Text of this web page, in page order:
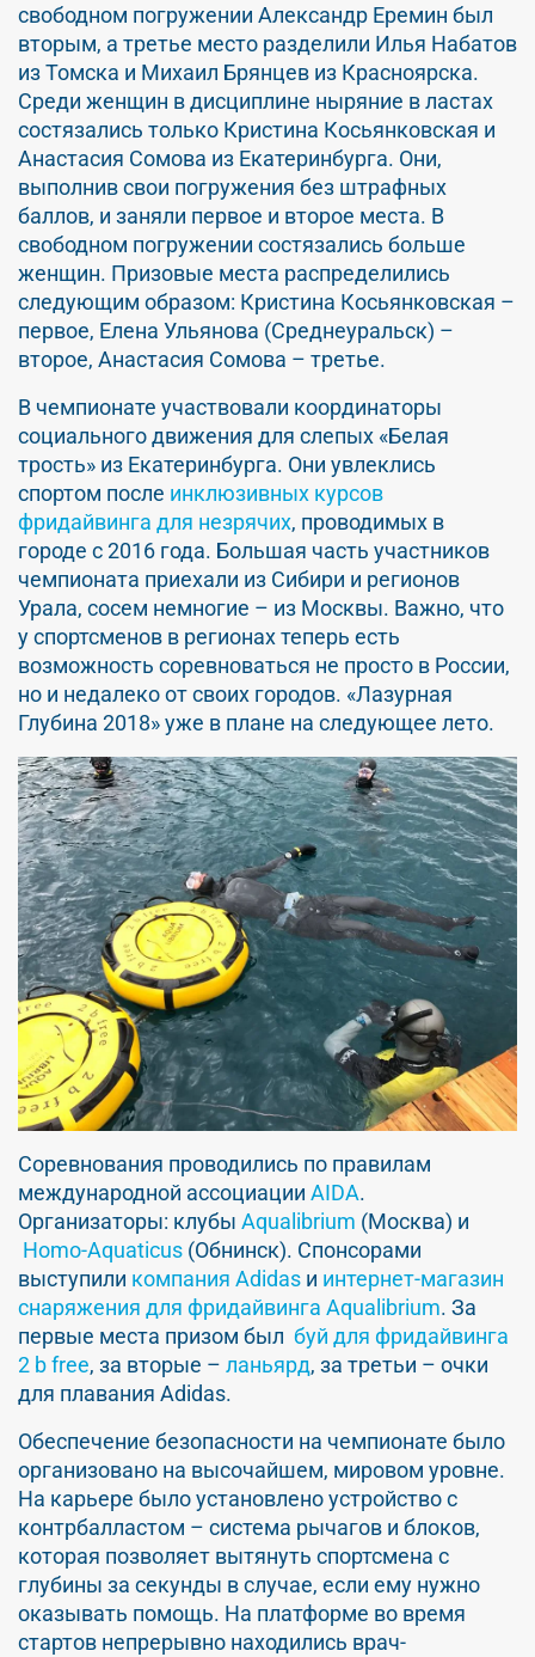
свободном погружении Александр Еремин был
вторым, а третье место разделили Илья Набатов
из Томска и Михаил Брянцев из Красноярска.
Среди женщин в дисциплине ныряние в ластах
состязались только Кристина Косьянковская и
Анастасия Сомова из Екатеринбурга. Они,
выполнив свои погружения без штрафных
баллов, и заняли первое и второе места. В
свободном погружении состязались больше
женщин. Призовые места распределились
следующим образом: Кристина Косьянковская –
первое, Елена Ульянова (Среднеуральск) –
второе, Анастасия Сомова – третье.
В чемпионате участвовали координаторы
социального движения для слепых «Белая
трость» из Екатеринбурга. Они увлеклись
спортом после инклюзивных курсов
фридайвинга для незрячих, проводимых в
городе с 2016 года. Большая часть участников
чемпионата приехали из Сибири и регионов
Урала, сосем немногие – из Москвы. Важно, что
у спортсменов в регионах теперь есть
возможность соревноваться не просто в России,
но и недалеко от своих городов. «Лазурная
Глубина 2018» уже в плане на следующее лето.
Соревнования проводились по правилам
международной ассоциации AIDA.
Организаторы: клубы Aqualibrium (Москва) и
Homo-Aquaticus (Обнинск). Спонсорами
выступили компания Adidas и интернет-магазин
снаряжения для фридайвинга Aqualibrium. За
первые места призом был буй для фридайвинга
2 b free, за вторые – ланьярд, за третьи – очки
для плавания Adidas.
Обеспечение безопасности на чемпионате было
организовано на высочайшем, мировом уровне.
На карьере было установлено устройство с
контрбалластом – система рычагов и блоков,
которая позволяет вытянуть спортсмена с
глубины за секунды в случае, если ему нужно
оказывать помощь. На платформе во время
стартов непрерывно находились врач-